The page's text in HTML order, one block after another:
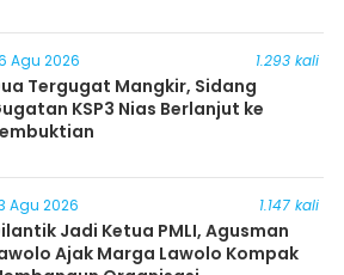
Agu 2026 1.293 kali
Tergugat Mangkir, Sidang
KSP3 Nias Berlanjut ke
Agu 2026 1.147 kali
Jadi Ketua PMLI, Agusman
Ajak Marga Lawolo Kompak